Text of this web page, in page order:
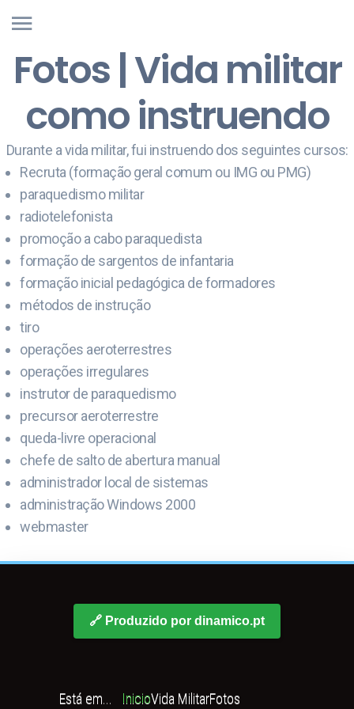
Fotos | Vida militar
como instruendo
Durante a vida militar, fui instruendo dos seguintes cursos:
Recruta (formação geral comum ou IMG ou PMG)
paraquedismo militar
radiotelefonista
promoção a cabo paraquedista
formação de sargentos de infantaria
formação inicial pedagógica de formadores
métodos de instrução
tiro
operações aeroterrestres
operações irregulares
instrutor de paraquedismo
precursor aeroterrestre
queda-livre operacional
chefe de salto de abertura manual
administrador local de sistemas
administração Windows 2000
webmaster
🔗 Produzido por dinamico.pt
Está em... InicioVida MilitarFotos